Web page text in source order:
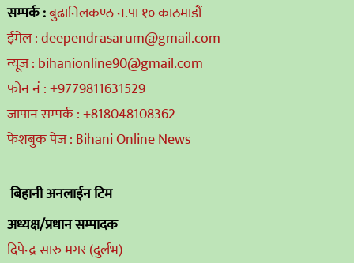
सम्पर्क :बुढानिलकण्ठ न.पा १० काठमाडौं
ईमेल : deependrasarum@gmail.com
न्यूज : bihanionline90@gmail.com
फोन नं : +9779811631529
जापान सम्पर्क : +818048108362
फेशबुक पेज : Bihani Online News
बिहानी अनलाईन टिम
अध्यक्ष/प्रधान सम्पादक
दिपेन्द्र सारु मगर (दुर्लभ)